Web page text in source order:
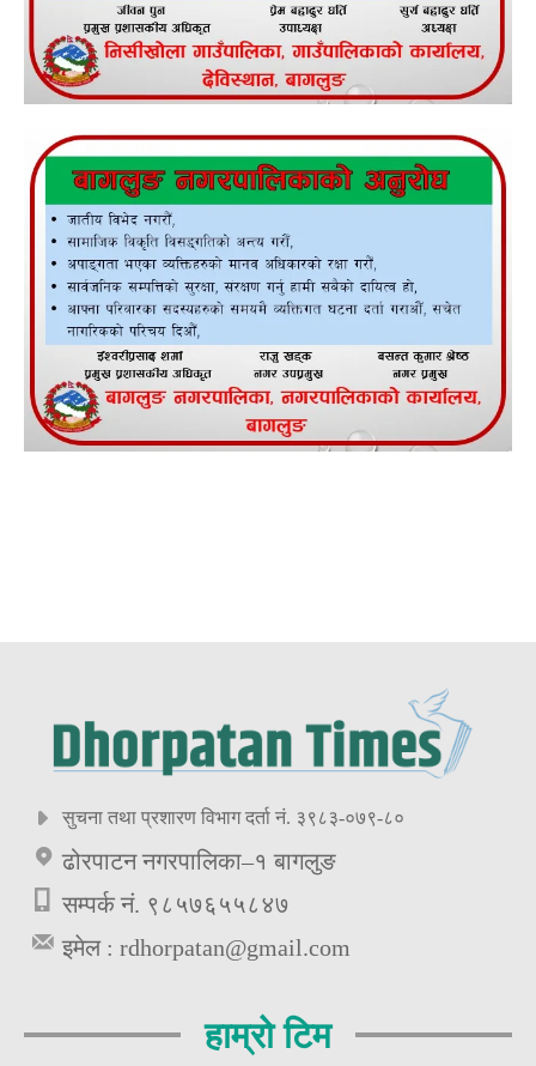
सुचना तथा प्रशारण विभाग दर्ता नं. ३९८३-०७९-८०
ढोरपाटन नगरपालिका–१ बागलुङ
सम्पर्क नं. ९८५७६५५८४७
इमेल : rdhorpatan@gmail.com
हाम्रो टिम